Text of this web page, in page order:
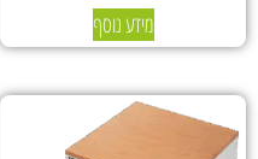
מידע נוסף